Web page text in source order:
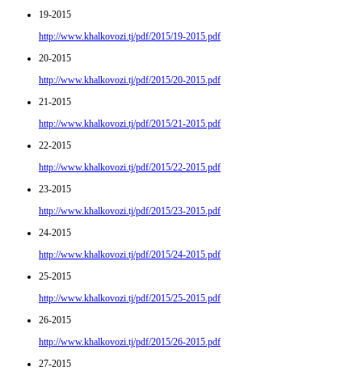
19-2015
http://www.khalkovozi.tj/pdf/2015/19-2015.pdf
20-2015
http://www.khalkovozi.tj/pdf/2015/20-2015.pdf
21-2015
http://www.khalkovozi.tj/pdf/2015/21-2015.pdf
22-2015
http://www.khalkovozi.tj/pdf/2015/22-2015.pdf
23-2015
http://www.khalkovozi.tj/pdf/2015/23-2015.pdf
24-2015
http://www.khalkovozi.tj/pdf/2015/24-2015.pdf
25-2015
http://www.khalkovozi.tj/pdf/2015/25-2015.pdf
26-2015
http://www.khalkovozi.tj/pdf/2015/26-2015.pdf
27-2015